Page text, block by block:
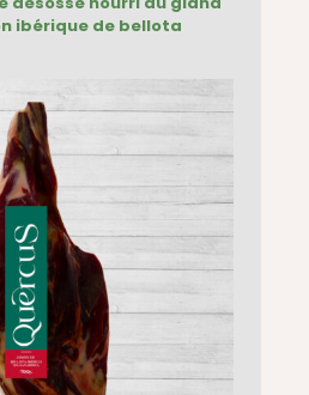
ibérique de bellota